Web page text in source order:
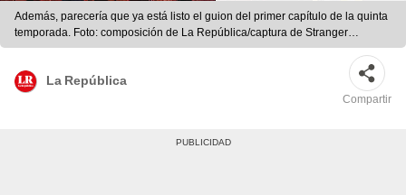
Además, parecería que ya está listo el guion del primer capítulo de la quinta
temporada. Foto: composición de La República/captura de Stranger
Things/captura de Netflix/Twitter/AS
La República
Compartir